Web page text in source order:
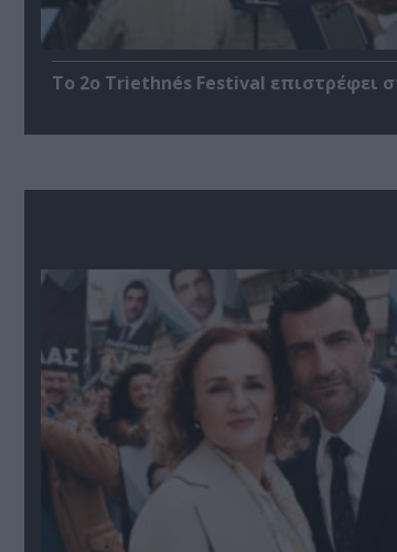
Το 2ο Triethnés Festival επιστρέφει